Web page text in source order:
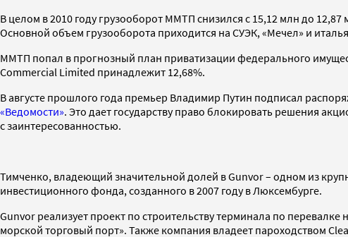
В целом в 2010 году грузооборот ММТП снизился с 15,12 млн до
Основной объем грузооборота приходится на СУЭК, «Мечел» и
ММТП попал в прогнозный план приватизации федерального
Commercial Limited принадлежит 12,68%.
В августе прошлого года премьер Владимир Путин подписал
«Ведомости». Это дает государству право блокировать решения
с заинтересованностью.
Тимченко, владеющий значительной долей в Gunvor – одном из
инвестиционного фонда, созданного в 2007 году в Люксембурге.
Gunvor реализует проект по строительству терминала по
морской торговый порт». Также компания владеет пароходством